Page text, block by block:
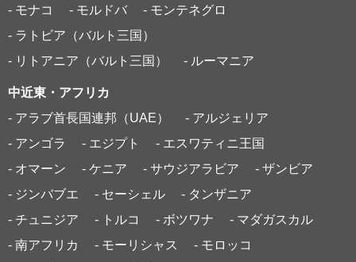
- モナコ
- モルドバ
- モンテネグロ
- ラトビア（バルト三国）
- リトアニア（バルト三国）
- ルーマニア
中近東・アフリカ
- アラブ首長国連邦（UAE）
- アルジェリア
- アンゴラ
- エジプト
- エスワティニ王国
- オマーン
- ケニア - サウジアラビア
- ザンビア
- ジンバブエ
- セーシェル
- タンザニア
- チュニジア
- トルコ - ボツワナ
- マダガスカル
- 南アフリカ
- モーリシャス
- モロッコ